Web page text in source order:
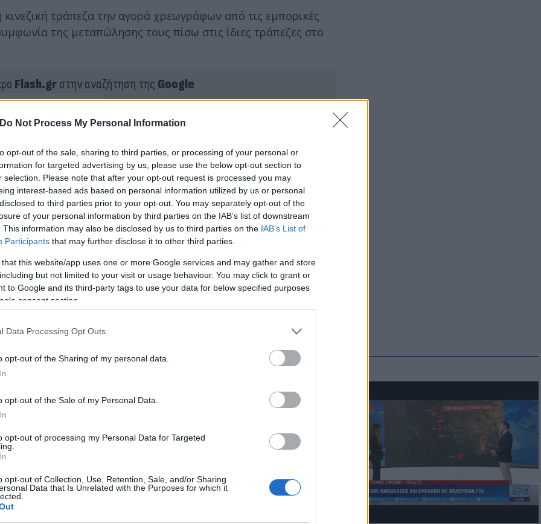
Do Not Process My Personal Information
opt-out of the sale, sharing to third parties, or processing of your personal or
for targeted advertising by us, please use the below opt-out section to
selection. Please note that after your opt-out request is processed you may
interest-based ads based on personal information utilized by us or personal
to third parties prior to your opt-out. You may separately opt-out of the
of your personal information by third parties on the IAB’s list of downstream
This information may also be disclosed by us to third parties on the IAB’s List of
Participants that may further disclose it to other third parties.
that this website/app uses one or more Google services and may gather and store
but not limited to your visit or usage behaviour. You may click to grant or
to Google and its third-party tags to use your data for below specified purposes
consent section.
Data Processing Opt Outs
opt-out of the Sharing of my personal data.
opt-out of the Sale of my Personal Data.
opt-out of processing my Personal Data for Targeted
opt-out of Collection, Use, Retention, Sale, and/or Sharing
Data that Is Unrelated with the Purposes for which it
τράπεζα την αγορά χρεωγράφων από τις εμπορικές
της μεταπώλησης τους πίσω στις ίδιες τράπεζες στο
Flash.grστην αναζήτηση της Google
στην παρουσίαση του
κόσμου στο γήπεδο
(video)
«τέλειο» δέρμα αποτελεί πρόβλημα